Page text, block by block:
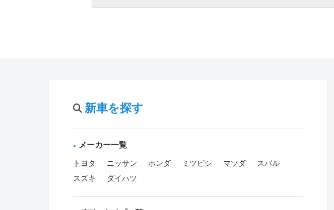
新車を探す
メーカー一覧
トヨタ ニッサン ホンダ ミツビシ マツダ
スバル
スズキ
ダイハツ